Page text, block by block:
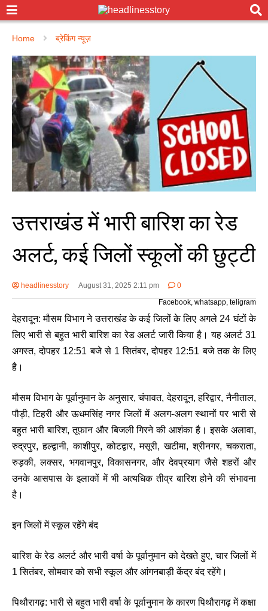
Home ब्रेकिंग न्यूज़
उत्तराखंड में भारी बारिश का रेड
अलर्ट, कई जिलों स्कूलों की छुट्टी
headlinesstory August 31, 2025 2:11 pm
0
Facebook, whatsapp, teligram
देहरादून: मौसम विभाग ने उत्तराखंड के कई जिलों के लिए अगले 24 घंटों के
लिए भारी से बहुत भारी बारिश का रेड अलर्ट जारी किया है। यह अलर्ट 31
अगस्त, दोपहर 12:51 बजे से 1 सितंबर, दोपहर 12:51 बजे तक के लिए
है।
मौसम विभाग के पूर्वानुमान के अनुसार, चंपावत, देहरादून, हरिद्वार, नैनीताल,
पौड़ी, टिहरी और ऊधमसिंह नगर जिलों में अलग-अलग स्थानों पर भारी से
बहुत भारी बारिश, तूफान और बिजली गिरने की आशंका है। इसके अलावा,
रुद्रपुर, हल्द्वानी, काशीपुर, कोटद्वार, मसूरी, खटीमा, श्रीनगर, चकराता,
रुड़की, लक्सर, भगवानपुर, विकासनगर, और देवप्रयाग जैसे शहरों और
उनके आसपास के इलाकों में भी अत्यधिक तीव्र बारिश होने की संभावना
है।
इन जिलों में स्कूल रहेंगे बंद
बारिश के रेड अलर्ट और भारी वर्षा के पूर्वानुमान को देखते हुए, चार जिलों में
1 सितंबर, सोमवार को सभी स्कूल और आंगनबाड़ी केंद्र बंद रहेंगे।
पिथौरागढ़: भारी से बहुत भारी वर्षा के पूर्वानुमान के कारण पिथौरागढ़ में कक्षा